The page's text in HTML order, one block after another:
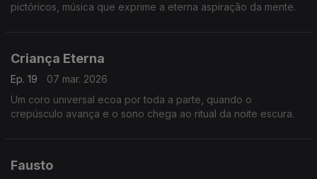
pictóricos, música que exprime a eterna aspiração da mente.
Criança Eterna
Ep. 19
07 mar. 2026
Um coro universal ecoa por toda a parte, quando o
crepúsculo avança e o sono chega ao ritual da noite escura.
Fausto